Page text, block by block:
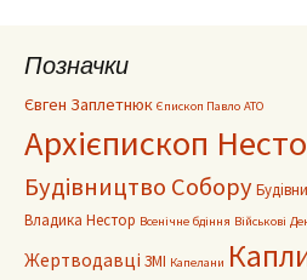
Позначки
Євген Заплетнюк Єпископ Павло АТО
Архієпископ
Будівництво Собору
Владика Нестор Всенічне бдіння Військові
Жертводавці ЗМІ Капелани